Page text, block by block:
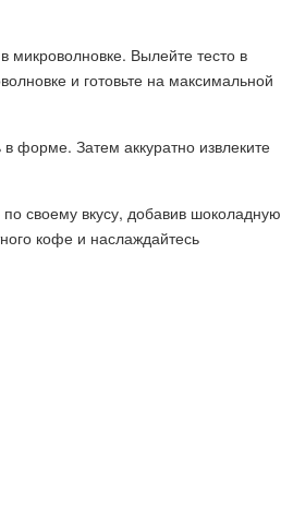
микроволновке. Вылейте тесто в
и готовьте на максимальной
форме. Затем аккуратно извлеките
своему вкусу, добавив шоколадную
кофе и наслаждайтесь